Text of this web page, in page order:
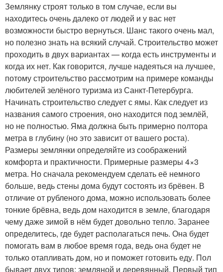
Землянку строят только в том случае, если вы
находитесь очень далеко от людей и у вас нет
возможности быстро вернуться. Шанс такого очень мал,
но полезно знать на всякий случай. Строительство может
проходить в двух вариантах — когда есть инструменты и
когда их нет. Как говорится, лучше надеяться на лучшее,
потому строительство рассмотрим на примере команды
любителей зелёного туризма из Санкт-Петербурга.
Начинать строительство следует с ямы. Как следует из
названия самого строения, оно находится под землёй,
но не полностью. Яма должна быть примерно полтора
метра в глубину (но это зависит от вашего роста).
Размеры землянки определяйте из соображений
комфорта и практичности. Примерные размеры 4×3
метра. Но сначала рекомендуем сделать её немного
больше, ведь стены дома будут состоять из брёвен. В
отличие от рубленого дома, можно использовать более
тонкие брёвна, ведь дом находится в земле, благодаря
чему даже зимой в нём будет довольно тепло. Заранее
определитесь, где будет располагаться печь. Она будет
помогать вам в любое время года, ведь она будет не
только отапливать дом, но и поможет готовить еду. Пол
бывает двух типов: земляной и деревянный. Первый тип